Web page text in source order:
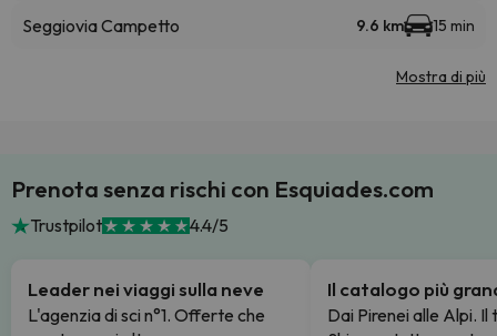
Seggiovia Campetto 9.6 km 15 min
Mostra di più
Prenota senza rischi con Esquiades.com
Trustpilot 4.4/5
Leader nei viaggi sulla neve
L'agenzia di sci n°1. Offerte che
Il catalogo più
Dai Pirenei alle Alpi. Il